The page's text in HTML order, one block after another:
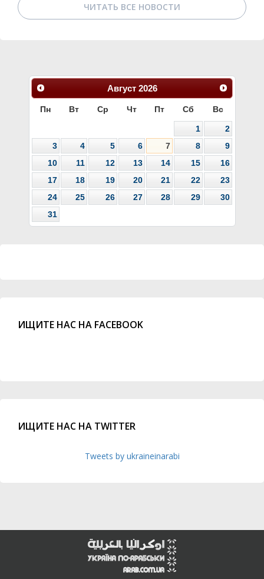
ЧИТАТЬ ВСЕ НОВОСТИ
Август 2026
Пн Вт Ср Чт Пт Сб Вс
1
2
3
4 5 6 7 8
9
10
11 12 13 14 15
16
17
18 19 20 21 22
23
24
25 26 27 28 29
30
31
ИЩИТЕ НАС НА FACEBOOK
ИЩИТЕ НАС НА TWITTER
Tweets by ukraineinarabi